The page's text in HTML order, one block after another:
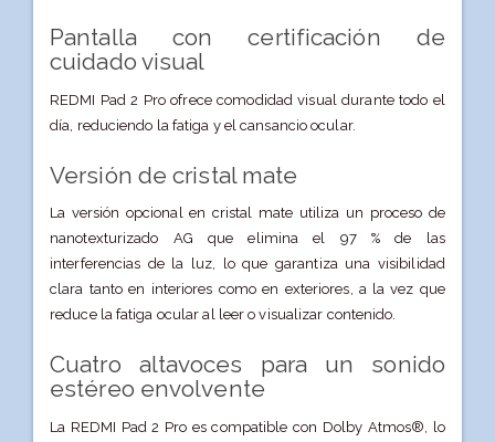
Pantalla con certificación de
cuidado visual
REDMI Pad 2 Pro ofrece comodidad visual durante todo el
día, reduciendo la fatiga y el cansancio ocular.
Versión de cristal mate
La versión opcional en cristal mate utiliza un proceso de
nanotexturizado AG que elimina el 97 % de las
interferencias de la luz, lo que garantiza una visibilidad
clara tanto en interiores como en exteriores, a la vez que
reduce la fatiga ocular al leer o visualizar contenido.
Cuatro altavoces para un sonido
estéreo envolvente
La REDMI Pad 2 Pro es compatible con Dolby Atmos®, lo